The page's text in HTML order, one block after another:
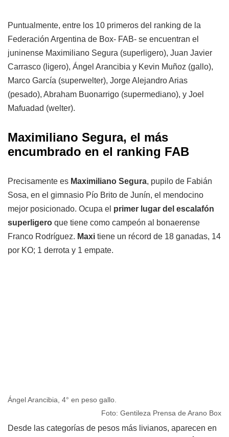
Puntualmente, entre los 10 primeros del ranking de la
Federación Argentina de Box- FAB- se encuentran el
juninense Maximiliano Segura (superligero), Juan Javier
Carrasco (ligero), Ángel Arancibia y Kevin Muñoz (gallo),
Marco García (superwelter), Jorge Alejandro Arias
(pesado), Abraham Buonarrigo (supermediano), y Joel
Mafuadad (welter).
Maximiliano Segura, el más
encumbrado en el ranking FAB
Precisamente es Maximiliano Segura, pupilo de Fabián
Sosa, en el gimnasio Pío Brito de Junín, el mendocino
mejor posicionado. Ocupa el primer lugar del escalafón
superligero que tiene como campeón al bonaerense
Franco Rodríguez. Maxi tiene un récord de 18 ganadas, 14
por KO; 1 derrota y 1 empate.
Ángel Arancibia, 4° en peso gallo.
Foto: Gentileza Prensa de Arano Box
Desde las categorías de pesos más livianos, aparecen en